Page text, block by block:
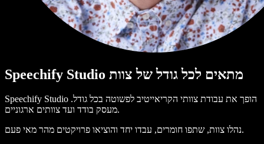
Speechify Studio מתאים לכל גודל של צוות
Speechify Studio הופך את עבודת צוותי הקריאייטיב לפשוטה בכל גודל.
מעסק בודד ועד צוותים ארגוניים.
נהלו צוות, שתפו חומרים, עבדו יחד והוציאו פרויקטים מהר מאי פעם.